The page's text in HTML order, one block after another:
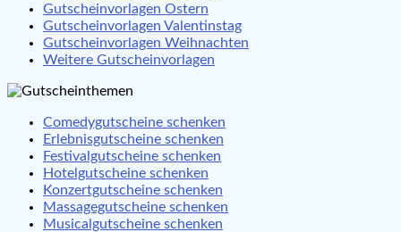
Gutscheinvorlagen Ostern
Gutscheinvorlagen Valentinstag
Gutscheinvorlagen Weihnachten
Weitere Gutscheinvorlagen
Comedygutscheine schenken
Erlebnisgutscheine schenken
Festivalgutscheine schenken
Hotelgutscheine schenken
Konzertgutscheine schenken
Massagegutscheine schenken
Musicalgutscheine schenken